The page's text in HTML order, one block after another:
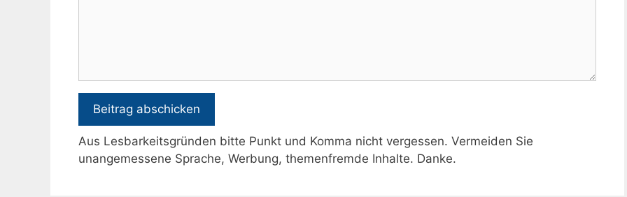
Aus Lesbarkeitsgründen bitte Punkt und Komma nicht vergessen. Vermeiden Sie
unangemessene Sprache, Werbung, themenfremde Inhalte. Danke.